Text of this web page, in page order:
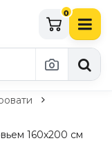
0
160х200 см